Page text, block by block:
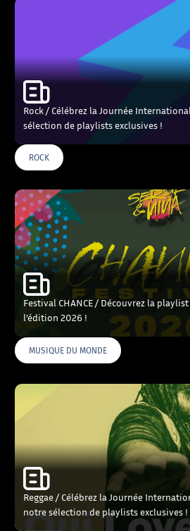
Rock / Célébrez la Journée
sélection de playlists exclusives !
ROCK
Festival CHANCE / Découvrez la
l’édition 2026 !
MUSIQUE DU MONDE
Reggae / Célébrez la Journée
notre sélection de playlists exclusives !